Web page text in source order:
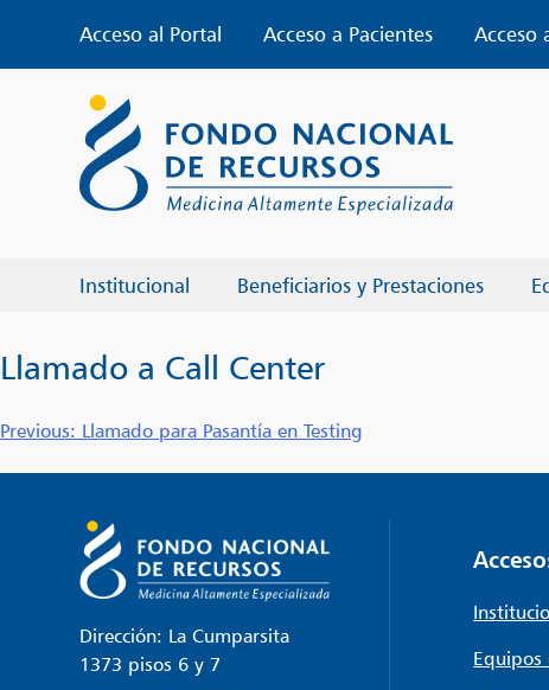
content
Acceso al Portal Acceso a Pacientes Acceso
Institucional Beneficiarios y Prestaciones
Llamado a Call Center
Navegación
de
entradas
Previous: Llamado para Pasantía en Testing
Dirección: La Cumparsita
1373 pisos 6 y 7
Equipos